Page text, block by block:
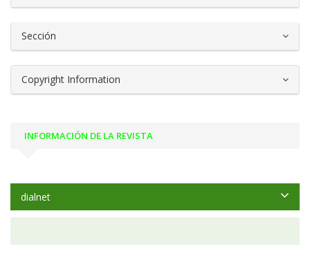
Sección
Copyright Information
INFORMACIÓN DE LA REVISTA
dialnet